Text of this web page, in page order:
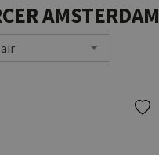
AMSTERDAM